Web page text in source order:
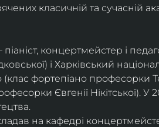
класичній та сучасній
піаніст, концертмейстер і
і Харківський
(клас фортепіано професорки
Євгенії Нікітської). У
на кафедрі